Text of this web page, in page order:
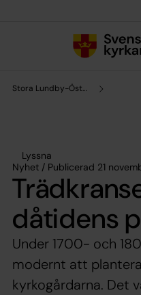
Stora Lundby-Östad pastorat
Lyssna
Nyhet / Publicerad 21
dåtidens
Under 1700- och
modernt att
kyrkogårdarna. Det